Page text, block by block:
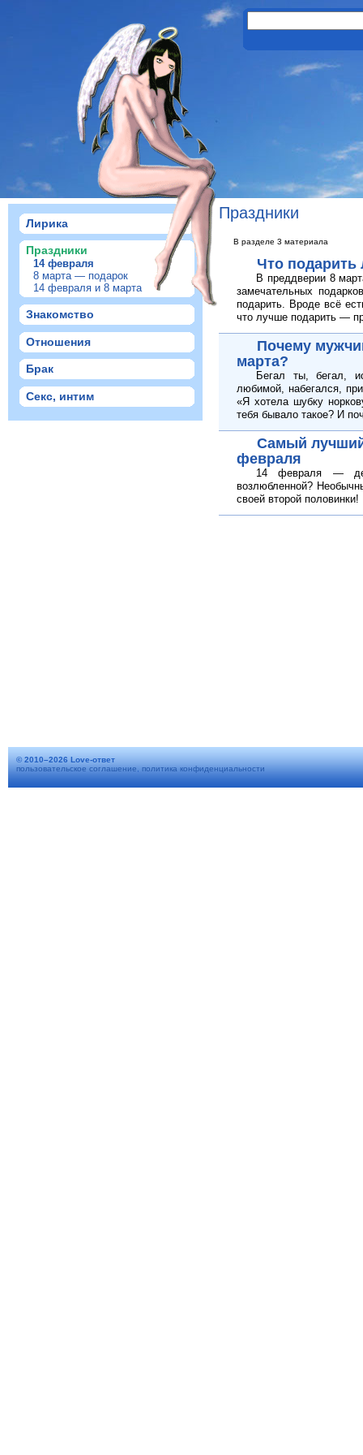
Праздники
В разделе 3 материала
Что
В преддверии 8
замечательных
подарить. Вроде всё
что лучше подарить —
Почему
марта?
Бегал ты, бегал,
любимой, набегался,
«Я хотела шубку
тебя бывало такое? И
Самый
февраля
14 февраля —
возлюбленной?
своей второй
Лирика
Праздники
14 февраля
8 марта — подарок
14 февраля и 8 марта
Знакомство
Отношения
Брак
Секс, интим
© 2010–2026 Love-ответ
пользовательское соглашение
политика конфиденциальности